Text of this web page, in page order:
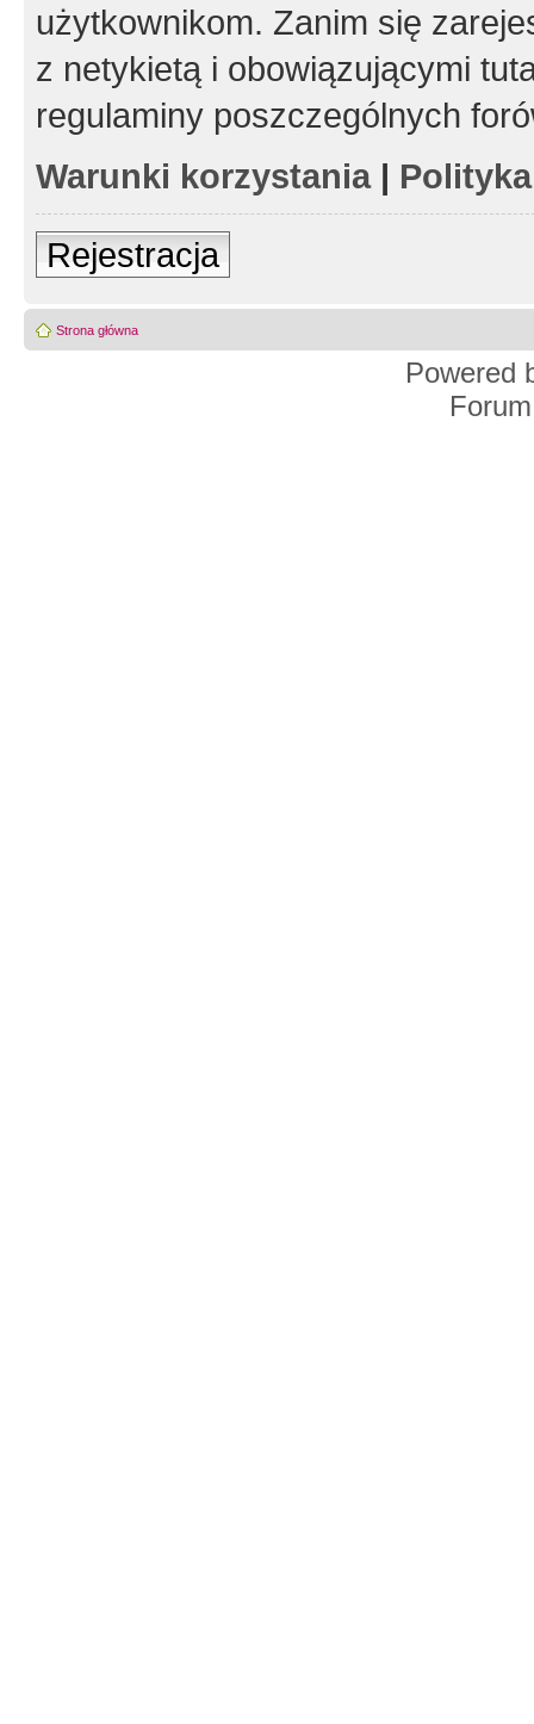
użytkownikom. Zanim się
z netykietą i obowiązującymi
regulaminy poszczególnych
Warunki korzystania|
Rejestracja
Strona główna
Powered